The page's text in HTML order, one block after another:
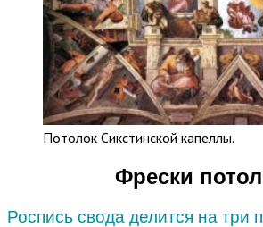
Потолок Сикстинской капеллы.
Фрески
Роспись свода делится на три